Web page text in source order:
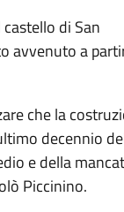
di San
avvenuto a
che la
decennio
e della
Piccinino.